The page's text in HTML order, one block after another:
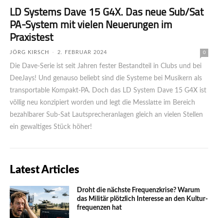
LD Systems Dave 15 G4X. Das neue Sub/Sat
PA-System mit vielen Neuerungen im
Praxistest
JÖRG KIRSCH - 2. FEBRUAR 2024 0
Die Dave-Serie ist seit Jahren fester Bestandteil in Clubs und bei
DeeJays! Und genauso beliebt sind die Systeme bei Musikern als
transportable Kompakt-PA. Doch das LD System Dave 15 G4X ist
völlig neu konzipiert worden und legt die Messlatte im Bereich
bezahlbarer Sub-Sat Lautsprecheranlagen gleich an vielen Stellen
ein gewaltiges Stück höher!
Latest Articles
Droht die nächste Frequenzkrise? Warum
das Mili­tär plötzlich Inte­resse an den Kultur­
fre­quen­zen hat